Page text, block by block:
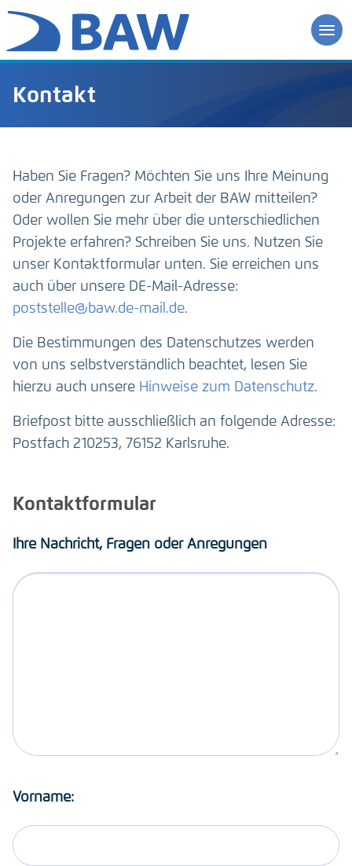
Kontakt
Haben Sie Fragen? Möchten Sie uns Ihre Meinung
oder Anregungen zur Arbeit der BAW mitteilen?
Oder wollen Sie mehr über die unterschiedlichen
Projekte erfahren? Schreiben Sie uns. Nutzen Sie
unser Kontaktformular unten. Sie erreichen uns
auch über unsere DE-Mail-Adresse:
poststelle@baw.de-mail.de.
Die Bestimmungen des Datenschutzes werden
von uns selbstverständlich beachtet, lesen Sie
hierzu auch unsere Hinweise zum Datenschutz.
Briefpost bitte ausschließlich an folgende Adresse:
Postfach 210253, 76152 Karlsruhe.
Kontaktformular
Ihre Nachricht, Fragen oder Anregungen
Vorname: